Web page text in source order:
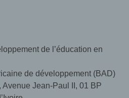
de l’éducation en
de développement (BAD)
Avenue Jean-Paul II, 01 BP